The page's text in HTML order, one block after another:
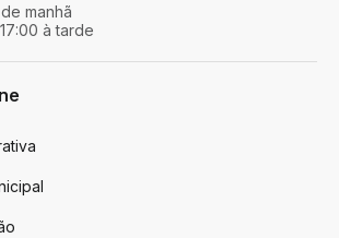
manhã
à tarde